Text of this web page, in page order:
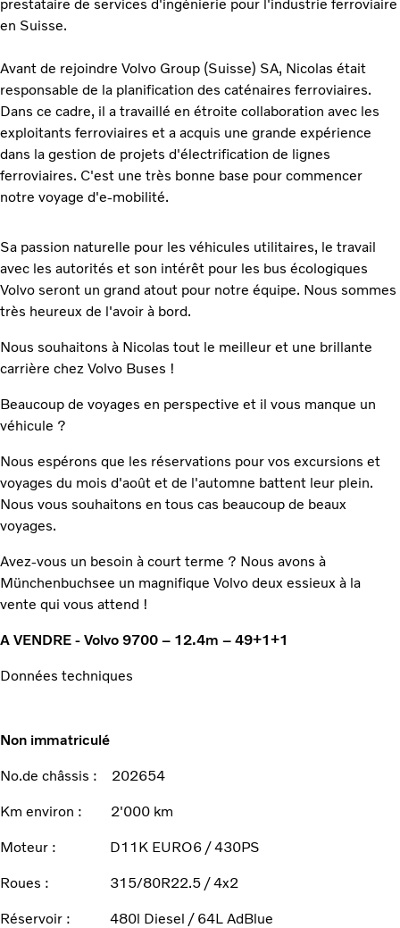
prestataire de services d'ingénierie pour l'industrie ferroviaire
en Suisse.
Avant de rejoindre Volvo Group (Suisse) SA, Nicolas était
responsable de la planification des caténaires ferroviaires.
Dans ce cadre, il a travaillé en étroite collaboration avec les
exploitants ferroviaires et a acquis une grande expérience
dans la gestion de projets d'électrification de lignes
ferroviaires. C'est une très bonne base pour commencer
notre voyage d'e-mobilité.
Sa passion naturelle pour les véhicules utilitaires, le travail
avec les autorités et son intérêt pour les bus écologiques
Volvo seront un grand atout pour notre équipe. Nous sommes
très heureux de l'avoir à bord.
Nous souhaitons à Nicolas tout le meilleur et une brillante
carrière chez Volvo Buses !
Beaucoup de voyages en perspective et il vous manque un
véhicule ?
Nous espérons que les réservations pour vos excursions et
voyages du mois d'août et de l'automne battent leur plein.
Nous vous souhaitons en tous cas beaucoup de beaux
voyages.
Avez-vous un besoin à court terme ? Nous avons à
Münchenbuchsee un magnifique Volvo deux essieux à la
vente qui vous attend !
A VENDRE - Volvo 9700 – 12.4m – 49+1+1
Données techniques
Non immatriculé
No.de châssis : 202654
Km environ : 2'000 km
Moteur : D11K EURO6 / 430PS
Roues : 315/80R22.5 / 4x2
Réservoir : 480l Diesel / 64L AdBlue